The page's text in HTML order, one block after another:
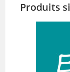
Produits